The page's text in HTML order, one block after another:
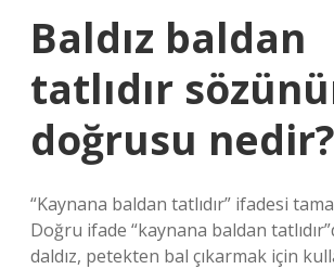
Baldız baldan
tatlıdır
doğrusu nedir?
“Kaynana baldan tatlıdır” ifadesi
Doğru ifade “kaynana baldan
daldız, petekten bal çıkarmak için